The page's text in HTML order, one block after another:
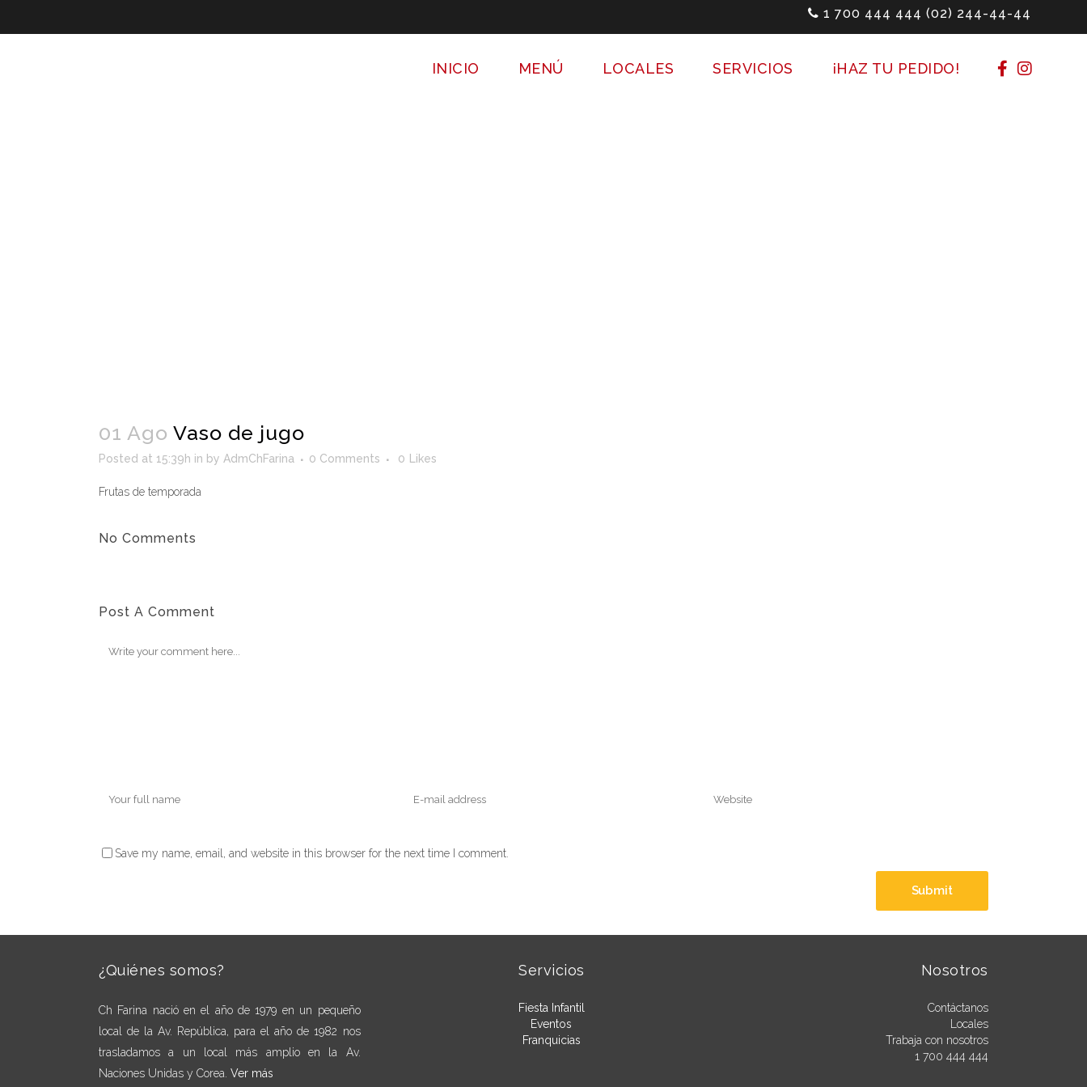
1 700 444 444(02) 244-44-44
INICIO MENÚ LOCALES SERVICIOS ¡HAZ TU PEDIDO!
01 Ago Vaso de jugo
Posted at 15:39h in by AdmChFarina 0 Comments 0 Likes
Frutas de temporada
No Comments
Post A Comment
Save my name, email, and website in this browser for the next time I comment.
¿Quiénes somos?
Ch Farina nació en el año de 1979 en un pequeño
local de la Av. República, para el año de 1982 nos
trasladamos a un local más amplio en la Av.
Naciones Unidas y Corea. Ver más
Servicios
Fiesta Infantil
Eventos
Franquicias
Nosotros
Contáctanos
Locales
Trabaja con nosotros
1 700 444 444